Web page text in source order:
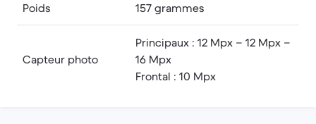
Poids 157 grammes
Capteur photo
Principaux : 12 Mpx – 12 Mpx –
16 Mpx
Frontal : 10 Mpx